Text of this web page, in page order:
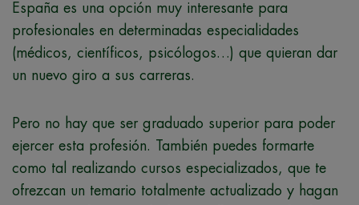
España es una opción muy interesante para
profesionales en determinadas especialidades
(médicos, científicos, psicólogos…) que quieran dar
un nuevo giro a sus carreras.
Pero no hay que ser graduado superior para poder
ejercer esta profesión. También puedes formarte
como tal realizando cursos especializados, que te
ofrezcan un temario totalmente actualizado y hagan